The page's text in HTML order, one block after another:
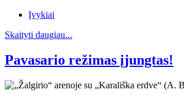
Įvykiai
Skaityti daugiau...
Pavasario režimas įjungtas!